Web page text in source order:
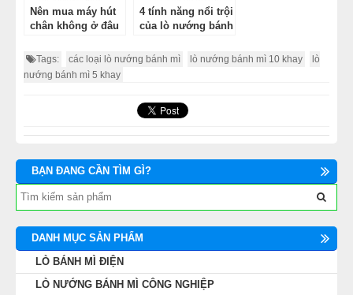
Nên mua máy hút
chân không ở đâu
4 tính năng nổi trội
của lò nướng bánh
Tags: các loại lò nướng bánh mì lò nướng bánh mì 10 khay
lò
nướng bánh mì 5 khay
BẠN ĐANG CẦN TÌM GÌ?
DANH MỤC SẢN PHẨM
LÒ BÁNH MÌ ĐIỆN
LÒ NƯỚNG BÁNH MÌ CÔNG NGHIỆP
LINH KIỆN PHỤ KIỆN
MÁY LÀM HÁ CẢO